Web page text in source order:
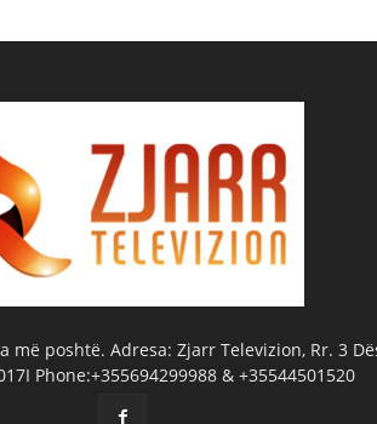
poshtë. Adresa: Zjarr Televizion, Rr. 3
Phone:+355694299988 & +35544501520